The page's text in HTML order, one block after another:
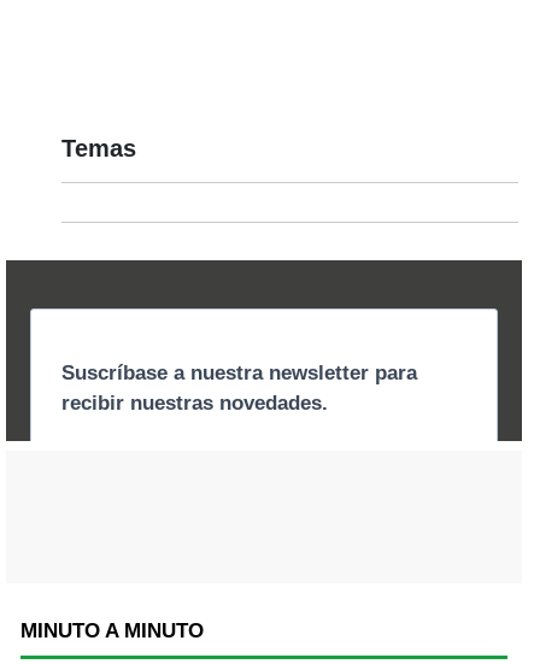
Temas
MINUTO A MINUTO